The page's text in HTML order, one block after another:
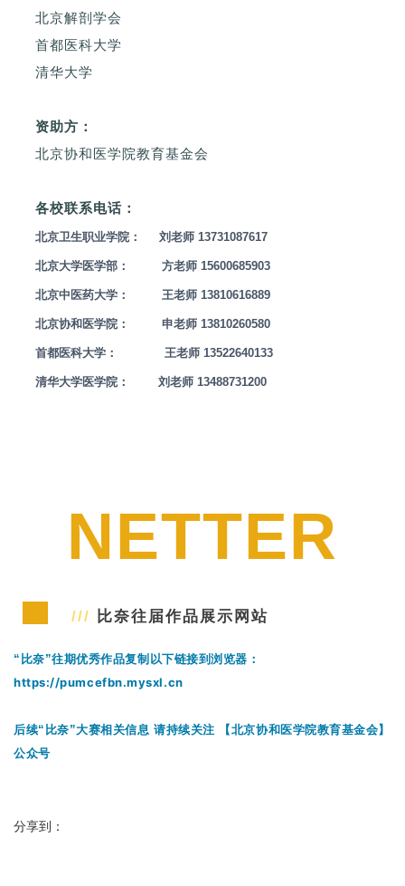
北京解剖学会
首都医科大学
清华大学
资助方：
北京协和医学院教育基金会
各校联系电话：
北京卫生职业学院： 刘老师 13731087617
北京大学医学部： 方老师 15600685903
北京中医药大学： 王老师 13810616889
北京协和医学院： 申老师 13810260580
首都医科大学： 王老师 13522640133
清华大学医学院： 刘老师 13488731200
NETTER
/// 比奈往届作品展示网站
“比奈”往期优秀作品复制以下链接到浏览器：
https://pumcefbn.mysxl.cn
后续“比奈”大赛相关信息 请持续关注 【北京协和医学院教育基金会】
公众号
分享到：